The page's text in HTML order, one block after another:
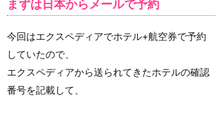
まずは日本からメールで予約
今回はエクスペディアでホテル+航空券で予約
していたので、
エクスペディアから送られてきたホテルの確認
番号を記載して、